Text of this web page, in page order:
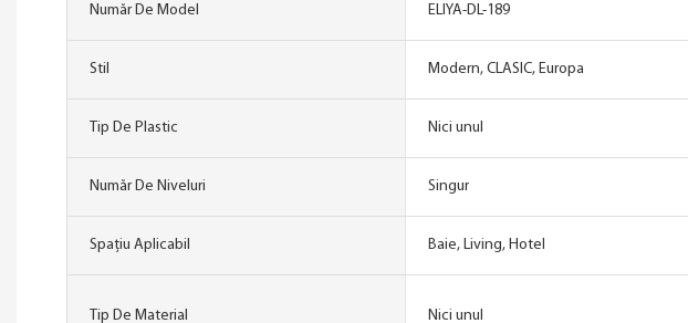
Număr De Model ELIYA-DL-189
Stil Modern, CLASIC, Europa
Tip De Plastic Nici unul
Număr De Niveluri Singur
Spațiu Aplicabil Baie, Living, Hotel
Tip De Material Nici unul